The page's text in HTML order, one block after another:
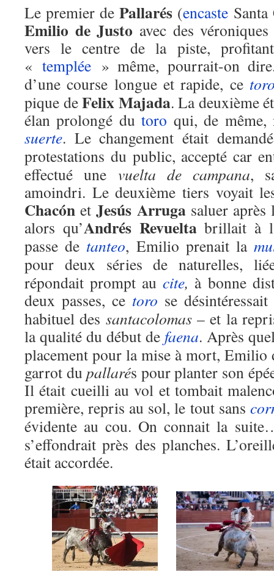
Le premier dePallarés (encaste
Emilio de Justo avec des
vers le centre de la piste,
«templée » même, pourrait-on
d’une course longue et rapide, ce
pique deFelix Majada. La deuxième
élan prolongé dutoro qui, de même,
suerte. Le changement était
protestations du public, accepté car
effectué une vuelta de campana,
amoindri. Le deuxième tiers voyait
Chacón etJesús Arrugasaluer après
alors qu’Andrés Revueltabrillait à
passe de tanteo, Emilio prenait la
pour deux séries de naturelles,
répondait prompt aucite, à bonne
deux passes, ce toro se
habituel des santacolomas– et la
la qualité du début de faena. Après
placement pour la mise à mort, Emilio
garrot dupallarés pour planter son
Il était cueilli au vol et tombait
première, repris au sol, le tout sans
évidente au cou. On connait la
s’effondrait près des planches.
était accordée.